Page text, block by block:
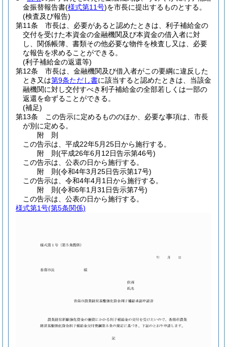
金振替報告書(様式第11号)を市長に提出するものとする。
(検査及び報告)
第11条
市長は、必要があると認めたときは、利子補給金の
交付を受けた本資金の金融機関及び本資金の借入者に対
し、関係帳簿、書類その他必要な物件を検査し又は、必要
な報告を求めることができる。
(利子補給金の返還等)
第12条
市長は、金融機関及び借入者がこの要綱に違反した
とき又は第9条ただし書に該当すると認めたときは、当該金
融機関に対し交付すべき利子補給金の全部若しくは一部の
返還を命ずることができる。
(補足)
第13条
この告示に定めるもののほか、必要な事項は、市長
が別に定める。
附 則
この告示は、平成22年5月25日から施行する。
附 則(平成26年6月12日告示第46号)
この告示は、公表の日から施行する。
附 則(令和4年3月25日告示第17号)
この告示は、令和4年4月1日から施行する。
附 則(令和6年1月31日告示第7号)
この告示は、公表の日から施行する。
様式第1号(第5条関係)